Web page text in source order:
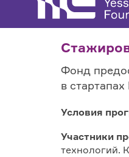
Фонд
в
Условия
Участники
технологий.